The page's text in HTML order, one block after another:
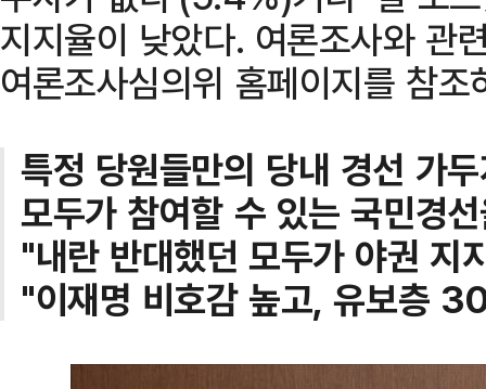
지지율이 낮았다. 여론조사와 관
여론조사심의위 홈페이지를 참조
특정 당원들만의 당내 경선 가
모두가 참여할 수 있는 국민경
"내란 반대했던 모두가 야권 지
"이재명 비호감 높고, 유보층